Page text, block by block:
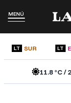
MENÚ
LT SUR LT
11.8°C /